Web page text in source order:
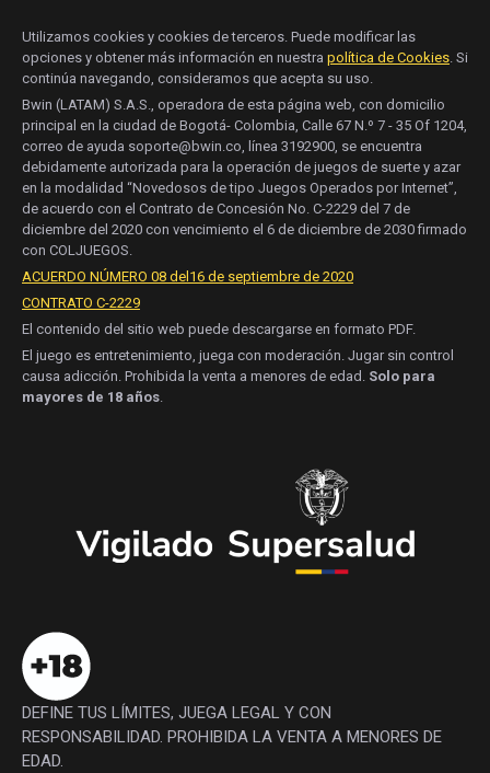
Utilizamos cookies y cookies de terceros. Puede modificar las
opciones y obtener más información en nuestra política de Cookies. Si
continúa navegando, consideramos que acepta su uso.
Bwin (LATAM) S.A.S., operadora de esta página web, con domicilio
principal en la ciudad de Bogotá- Colombia, Calle 67 N.º 7 - 35 Of 1204,
correo de ayuda soporte@bwin.co, línea 3192900, se encuentra
debidamente autorizada para la operación de juegos de suerte y azar
en la modalidad “Novedosos de tipo Juegos Operados por Internet”,
de acuerdo con el Contrato de Concesión No. C-2229 del 7 de
diciembre del 2020 con vencimiento el 6 de diciembre de 2030 firmado
con COLJUEGOS.
ACUERDO NÚMERO 08 del16 de septiembre de 2020
CONTRATO C-2229
El contenido del sitio web puede descargarse en formato PDF.
El juego es entretenimiento, juega con moderación. Jugar sin control
causa adicción. Prohibida la venta a menores de edad. Solo para
mayores de 18 años.
DEFINE TUS LÍMITES, JUEGA LEGAL Y CON
RESPONSABILIDAD. PROHIBIDA LA VENTA A MENORES DE
EDAD.